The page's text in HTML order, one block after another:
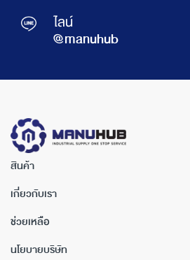
ไลน์
@manuhub
สินค้า
เกี่ยวกับเรา
ช่วยเหลือ
นโยบายบริษัท